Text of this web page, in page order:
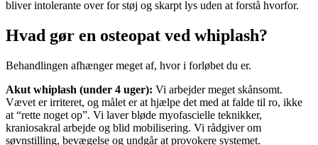
bliver intolerante over for støj og skarpt lys uden at forstå hvorfor.
Hvad gør en osteopat ved whiplash?
Behandlingen afhænger meget af, hvor i forløbet du er.
Akut whiplash (under 4 uger): Vi arbejder meget skånsomt.
Vævet er irriteret, og målet er at hjælpe det med at falde til ro, ikke
at “rette noget op”. Vi laver bløde myofascielle teknikker,
kraniosakral arbejde og blid mobilisering. Vi rådgiver om
søvnstilling, bevægelse og undgår at provokere systemet.